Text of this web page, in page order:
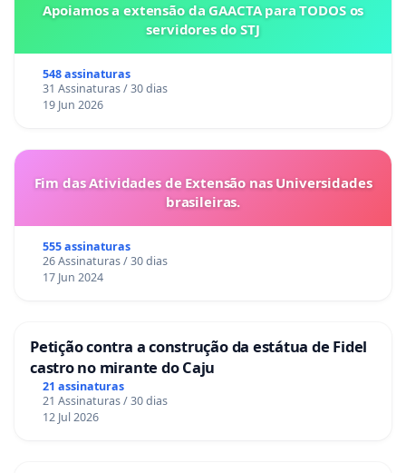
Apoiamos a extensão da GAACTA para TODOS os
servidores do STJ
548 assinaturas
31 Assinaturas / 30 dias
19 Jun 2026
Fim das Atividades de Extensão nas Universidades
brasileiras.
555 assinaturas
26 Assinaturas / 30 dias
17 Jun 2024
Petição contra a construção da estátua de Fidel
castro no mirante do Caju
21 assinaturas
21 Assinaturas / 30 dias
12 Jul 2026